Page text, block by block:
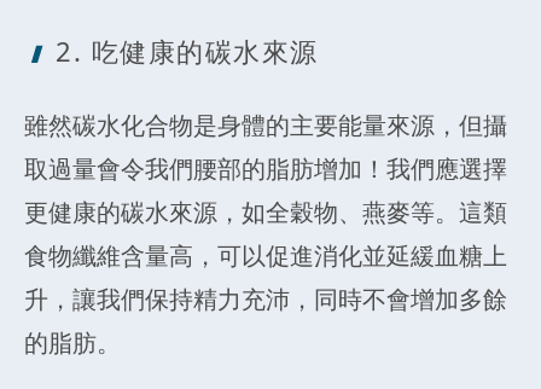
2. 吃健康的碳水來源
雖然碳水化合物是身體的主要能量來源，但攝
取過量會令我們腰部的脂肪增加！我們應選擇
更健康的碳水來源，如全穀物、燕麥等。這類
食物纖維含量高，可以促進消化並延緩血糖上
升，讓我們保持精力充沛，同時不會增加多餘
的脂肪。